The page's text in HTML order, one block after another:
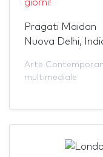
giorni!
Pragati Maidan
Nuova Delhi,
Arte
multimediale